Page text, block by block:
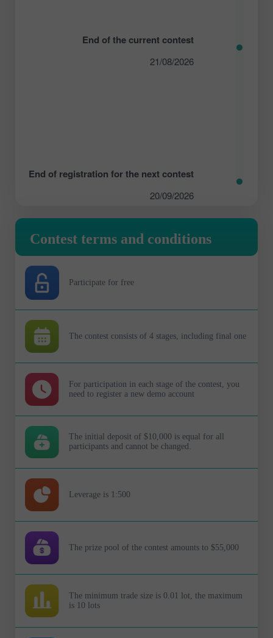
End of the current contest
21/08/2026
End of registration for the next contest
20/09/2026
Contest terms and conditions
Participate for free
The contest consists of 4 stages, including final one
For participation in each stage of the contest, you
need to register a new demo account
The initial deposit of $10,000 is equal for all
participants and cannot be changed.
Leverage is 1:500
The prize pool of the contest amounts to $55,000
The minimum trade size is 0.01 lot, the maximum
is 10 lots